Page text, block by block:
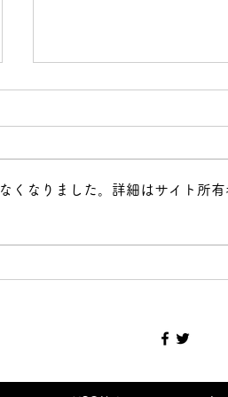
いろいろなレッスンを
くなりました。詳細はサイト所